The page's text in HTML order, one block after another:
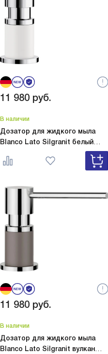
11 980 руб.
В наличии
Дозатор для жидкого мыла
Blanco Lato Silgranit белый
Lato Silgranit белый 525814
11 980 руб.
В наличии
Дозатор для жидкого мыла
Blanco Lato Silgranit вулкан